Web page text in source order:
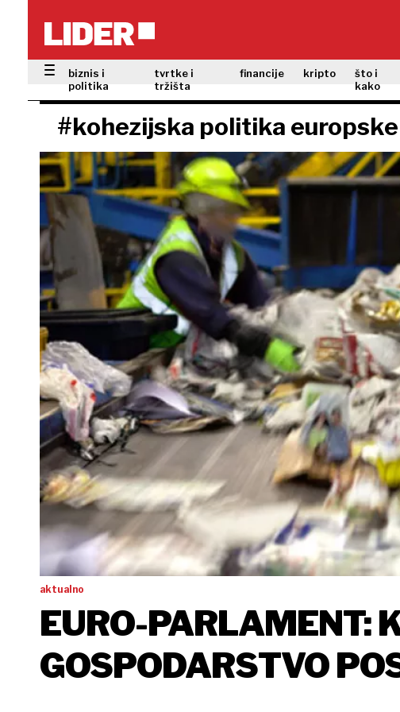
biznis i
politika
tvrtke i
tržišta
financije kripto
što i
kako
#kohezijska politika
aktualno
EURO-PARLAMENT:
GOSPODARSTVO